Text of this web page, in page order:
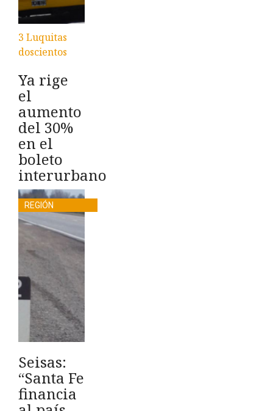
3 Luquitas
doscientos
Ya rige
el
aumento
del 30%
en el
boleto
interurbano
Seisas:
“Santa Fe
financia
REGIÓN